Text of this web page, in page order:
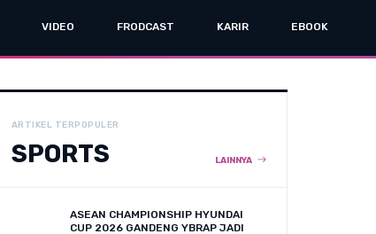
VIDEO FRODCAST KARIR EBOOK
ARTIKEL TERPOPULER
SPORTS LAINNYA
ASEAN CHAMPIONSHIP HYUNDAI
CUP 2026 GANDENG YBRAP JADI